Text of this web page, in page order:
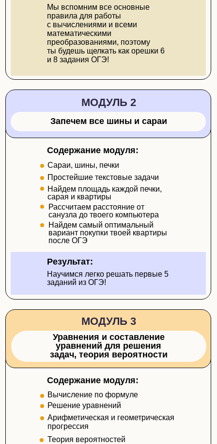
МОДУЛЬ 3
Содержание модуля:
Уравнения и составление
уравнений для решения
задач, теория вероятности
Арифметическая и геометрическая
прогрессия
Вычисление по формуле
Решение уравнений
Мы вспомним все основные
правила для работы
с вычислениями и всеми
математическими
преобразованиями, поэтому
ты будешь щелкать как орешки 6
и 8 задания ОГЭ!
МОДУЛЬ 2
Содержание модуля:
Научимся легко решать первые 5
заданий из ОГЭ!
Результат:
Запечем все шины и сараи
Найдем площадь каждой печки,
сарая и квартиры
Сараи, шины, печки
Простейшие текстовые задачи
Найдем самый оптимальный
вариант покупки твоей квартиры
после ОГЭ
Рассчитаем расстояние от
санузла до твоего компьютера
Теория вероятностей